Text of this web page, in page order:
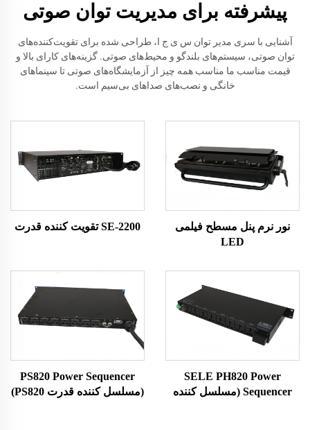
پیشرفته برای مدیریت توان صوتی
آشنایی با سری مدیر توان س ی ج ا، طراحی شده برای تقویت‌کننده‌های
توان صوتی، سیستم‌های بلندگو و محیط‌های صوتی. گزینه‌های کارای بالا و
قیمت مناسب ما مناسب همه چیز از آزمایشگاه‌های صوتی تا سینماهای
خانگی و نصب‌های صداهای بی‌سیم است.
نور نرم پنل مسطح فیلمی
LED
SE-2200 تقویت کننده قدرت
SELE PH820 Power
Sequencer (مسلسل کننده
PS820 Power Sequencer
(مسلسل کننده قدرت PS820)